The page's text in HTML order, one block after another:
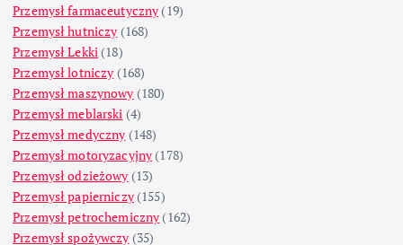
Przemysł farmaceutyczny (19)
Przemysł hutniczy (168)
Przemysł Lekki (18)
Przemysł lotniczy (168)
Przemysł maszynowy (180)
Przemysł meblarski (4)
Przemysł medyczny (148)
Przemysł motoryzacyjny (178)
Przemysł odzieżowy (13)
Przemysł papierniczy(155)
Przemysł petrochemiczny (162)
Przemysł spożywczy (35)